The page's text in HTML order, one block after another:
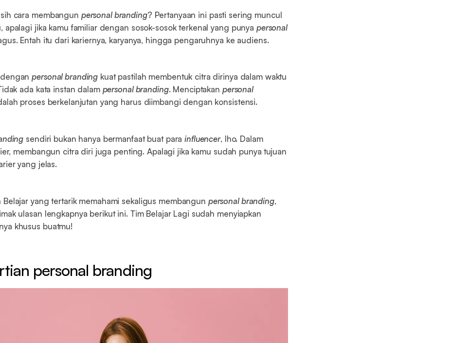
cara membangun personal branding? Pertanyaan ini pasti sering muncul
apalagi jika kamu familiar dengan sosok-sosok terkenal yang punya personal
Entah itu dari kariernya, karyanya, hingga pengaruhnya ke audiens.
denganpersonal branding kuat pastilah membentuk citra dirinya dalam waktu
ada kata instan dalam personal branding. Menciptakan personal
proses berkelanjutan yang harus diimbangi dengan konsistensi.
sendiri bukan hanya bermanfaat buat parainfluencer, lho. Dalam
membangun citra diri juga penting. Apalagi jika kamu sudah punya tujuan
yang jelas.
Belajar yang tertarik memahami sekaligus membangun personal branding,
ulasan lengkapnya berikut ini. Tim Belajar Lagi sudah menyiapkan
khusus buatmu!
personal branding